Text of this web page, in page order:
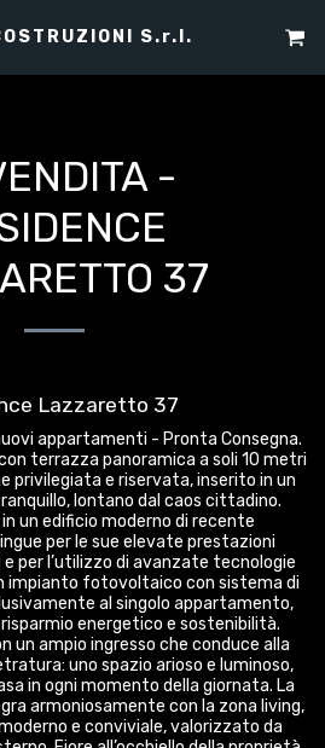
S.r.l.
-
37
Lazzaretto 37
appartamenti - Pronta Consegna.
terrazza panoramica a soli 10 metri
privilegiata e riservata, inserito in un
lontano dal caos cittadino.
in un edificio moderno di recente
per le sue elevate prestazioni
per l’utilizzo di avanzate tecnologie
impianto fotovoltaico con sistema di
al singolo appartamento,
energetico e sostenibilità.
un ampio ingresso che conduce alla
uno spazio arioso e luminoso,
in ogni momento della giornata. La
armoniosamente con la zona living,
e conviviale, valorizzato da